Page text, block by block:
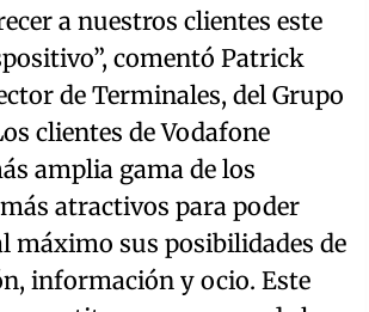
a nuestros clientes este
comentó Patrick
de Terminales, del Grupo
clientes de Vodafone
amplia gama de los
atractivos para poder
máximo sus posibilidades de
información y ocio. Este